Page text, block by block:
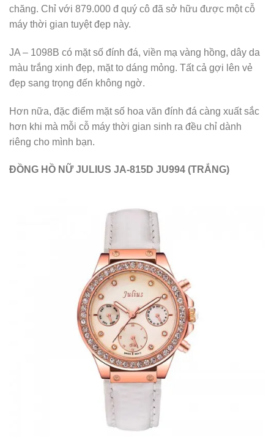
chăng. Chỉ với 879.000 đ quý cô đã sở hữu được một cỗ
máy thời gian tuyệt đẹp này.
JA – 1098B có mặt số đính đá, viền mạ vàng hồng, dây da
màu trắng xinh đẹp, mặt to dáng mỏng. Tất cả gợi lên vẻ
đẹp sang trọng đến không ngờ.
Hơn nữa, đặc điểm mặt số hoa văn đính đá càng xuất sắc
hơn khi mà mỗi cỗ máy thời gian sinh ra đều chỉ dành
riêng cho mình bạn.
ĐỒNG HỒ NỮ JULIUS JA-815D JU994 (TRẮNG)